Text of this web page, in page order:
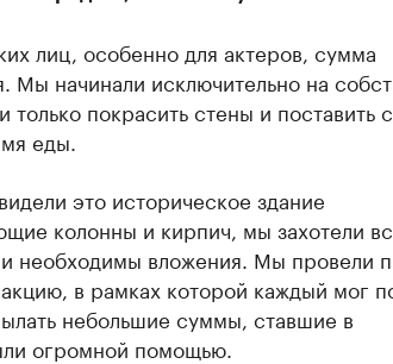
лиц, особенно для актеров, сумма
Мы начинали исключительно на
только покрасить стены и поставить
еды.
это историческое здание
колонны и кирпич, мы захотели
необходимы вложения. Мы провели
в рамках которой каждый мог
небольшие суммы, ставшие в
огромной помощью.